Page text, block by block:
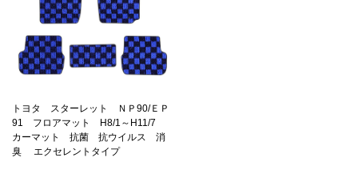
トヨタ スターレット ＮＰ90/ＥＰ
91 フロアマット H8/1～H11/7
カーマット 抗菌 抗ウイルス 消
臭 エクセレントタイプ